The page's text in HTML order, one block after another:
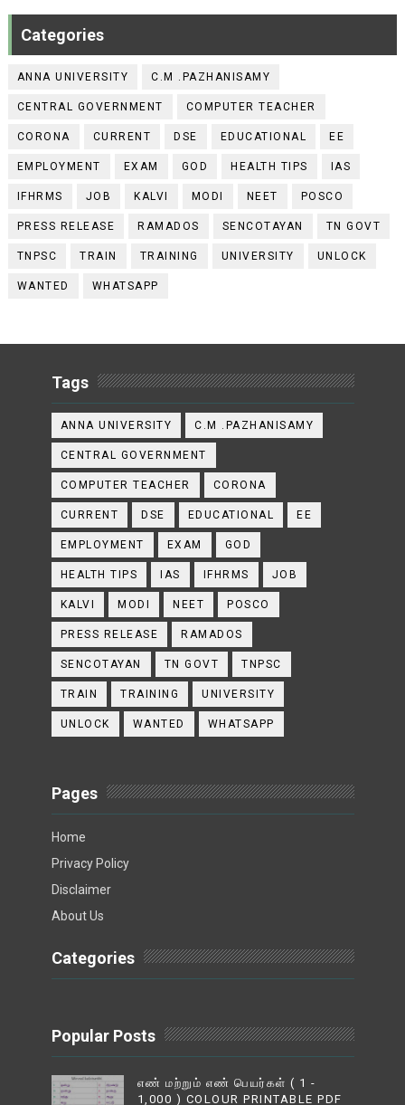
Categories
ANNA UNIVERSITY C.M .PAZHANISAMY
CENTRAL GOVERNMENT COMPUTER TEACHER
CORONA CURRENT DSE EDUCATIONAL EE
EMPLOYMENT EXAM GOD HEALTH TIPS IAS
IFHRMS JOB KALVI MODI NEET POSCO
PRESS RELEASE RAMADOS SENCOTAYAN TN GOVT
TNPSC TRAIN TRAINING UNIVERSITY UNLOCK
WANTED WHATSAPP
Tags
ANNA UNIVERSITY C.M .PAZHANISAMY
CENTRAL GOVERNMENT
COMPUTER TEACHER CORONA
CURRENT DSE EDUCATIONAL EE
EMPLOYMENT EXAM GOD
HEALTH TIPS IAS IFHRMS JOB
KALVI MODI NEET POSCO
PRESS RELEASE RAMADOS
SENCOTAYAN TN GOVT TNPSC
TRAIN TRAINING UNIVERSITY
UNLOCK WANTED WHATSAPP
Pages
Home
Privacy Policy
Disclaimer
About Us
Categories
Popular Posts
எண் மற்றும் எண் பெயர்கள் ( 1 -
1,000 ) COLOUR PRINTABLE PDF